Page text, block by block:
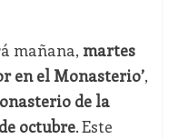
mañana, martes
en el Monasterio’,
de la
octubre. Este